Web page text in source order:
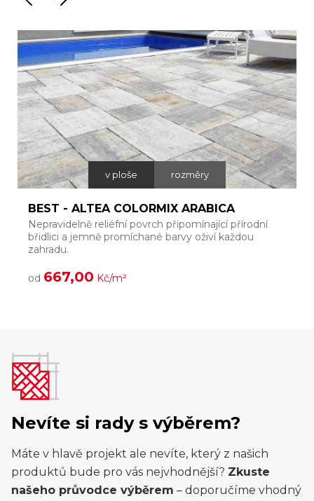
v ploše rozměry
BEST - ALTEA COLORMIX ARABICA
Nepravidelně reliéfní povrch připomínající přírodní
břidlici a jemně promíchané barvy oživí každou
zahradu.
od 667,00 Kč/m²
Nevíte si rady s výběrem?
Máte v hlavě projekt ale nevíte, který z našich
produktů bude pro vás nejvhodnější? Zkuste
našeho průvodce výběrem – doporučíme vhodný